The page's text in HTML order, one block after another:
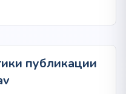
публикации